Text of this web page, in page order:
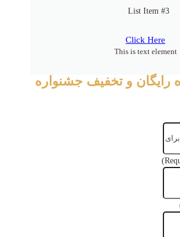
List Item #3
Click Here
This is text element
رایگان و تخفیف جشنواره